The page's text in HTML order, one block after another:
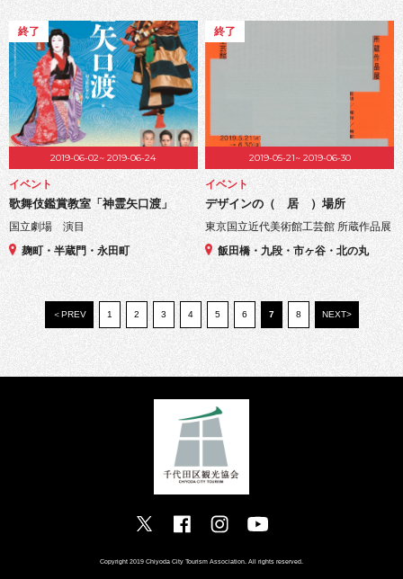
終了
2019-06-02~ 2019-06-24
イベント
歌舞伎鑑賞教室「神霊矢口渡」
国立劇場 演目
麹町・半蔵門・永田町
終了
2019-05-21~ 2019-06-30
イベント
デザインの（ 居 ）場所
東京国立近代美術館工芸館 所蔵作品展
飯田橋・九段・市ヶ谷・北の丸
＜PREV 1 2 3 4 5 6 7 8 NEXT>
Copyright 2019 Chiyoda City Tourism Association. All rights reserved.